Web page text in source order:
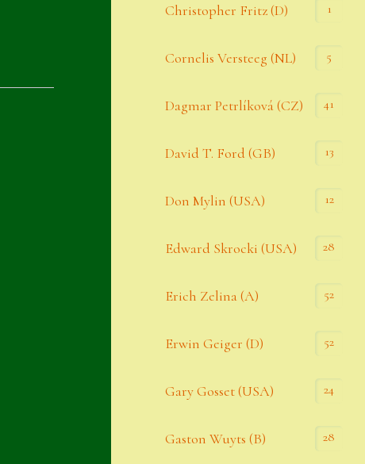
Christopher Fritz (D) 1
Cornelis Versteeg (NL) 5
Dagmar Petrlíková (CZ) 41
David T. Ford (GB) 13
Don Mylin (USA) 12
Edward Skrocki (USA) 28
Erich Zelina (A) 52
Erwin Geiger (D) 52
Gary Gosset (USA) 24
Gaston Wuyts (B) 28